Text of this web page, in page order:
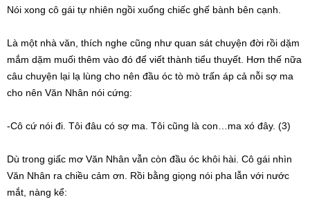
Nói xong cô gái tự nhiên ngồi xuống chiếc ghế bành bên cạnh.
Là một nhà văn, thích nghe cũng như quan sát chuyện đời rồi dặm
mắm dặm muối thêm vào đó để viết thành tiểu thuyết. Hơn thế nữa
câu chuyện lại lạ lùng cho nên đầu óc tò mò trấn áp cả nỗi sợ ma
cho nên Văn Nhân nói cứng:
-Cô cứ nói đi. Tôi đâu có sợ ma. Tôi cũng là con…ma xó đây. (3)
Dù trong giấc mơ Văn Nhân vẫn còn đầu óc khôi hài. Cô gái nhìn
Văn Nhân ra chiều cảm ơn. Rồi bằng giọng nói pha lẫn với nước
mắt, nàng kể: